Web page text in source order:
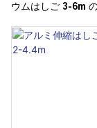
ウムはしご 3-6m